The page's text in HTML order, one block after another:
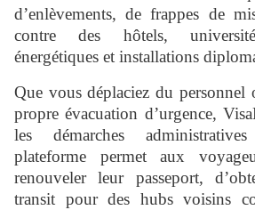
d’enlèvements, de frappes de
contre des hôtels,
énergétiques et installations
Que vous déplaciez du personnel
propre évacuation d’urgence,
les démarches
plateforme permet aux
renouveler leur passeport,
transit pour des hubs voisins